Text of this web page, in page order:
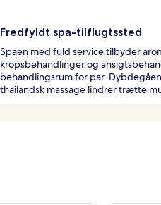
Fredfyldt spa-tilflugtssted
Spaen med fuld service tilbyder
kropsbehandlinger og
behandlingsrum for par.
thailandsk massage lindrer trætte